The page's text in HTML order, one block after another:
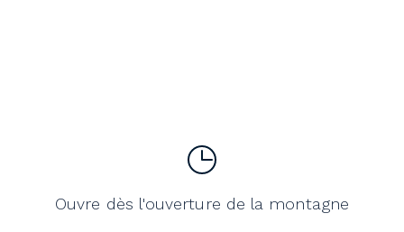
Ouvre dès l'ouverture de la montagne